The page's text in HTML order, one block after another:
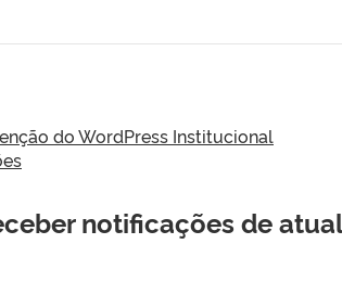
do WordPress Institucional
notificações de